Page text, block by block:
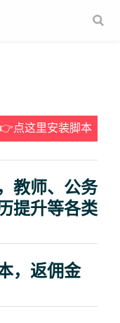
window)
👉点这里安装脚本
教师、公务
提升等各类
，返佣金